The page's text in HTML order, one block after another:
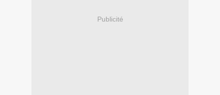
Publicité